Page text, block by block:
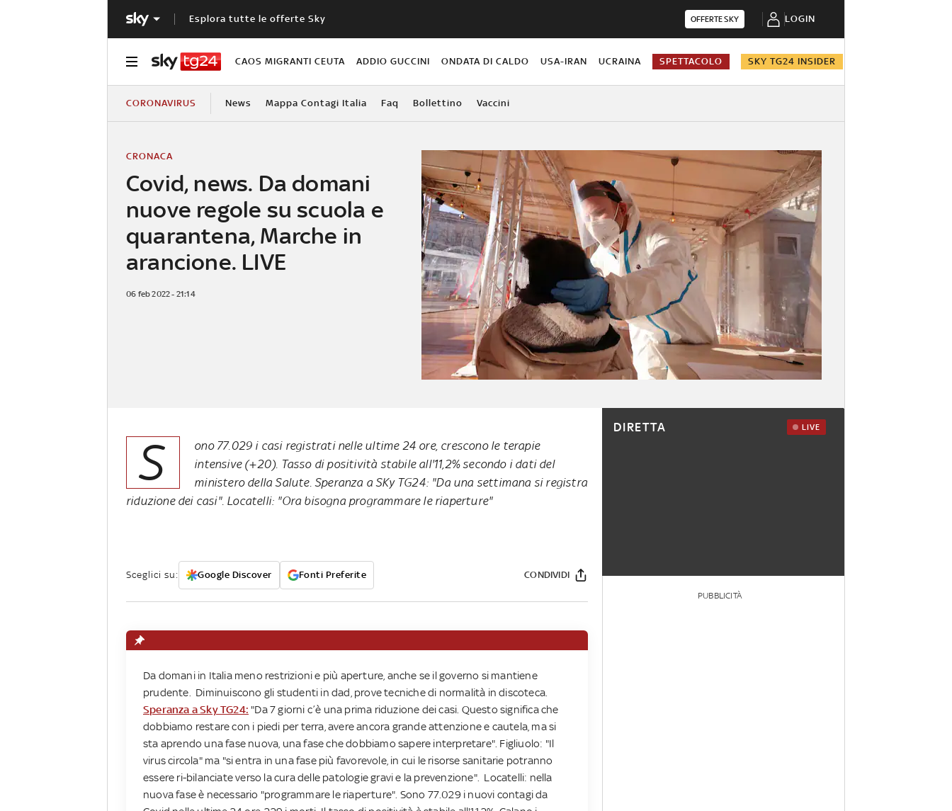
Esplora tutte le offerte Sky OFFERTE SKY LOGIN
CAOS MIGRANTI CEUTA ADDIO GUCCINI ONDATA DI CALDO USA-IRAN UCRAINA SPETTACOLO SKY TG24 INSIDER
CORONAVIRUS News Mappa Contagi Italia Faq Bollettino Vaccini
Covid, news. Da domani
nuove regole su scuola e
quarantena, Marche in
arancione. LIVE
CRONACA
06 feb 2022 - 21:14
S
ono 77.029 i casi registrati nelle ultime 24 ore, crescono le terapie
intensive (+20). Tasso di positività stabile all'11,2% secondo i dati del
ministero della Salute. Speranza a SKy TG24: "Da una settimana si registra
riduzione dei casi". Locatelli: "Ora bisogna programmare le riaperture"
Sceglici su: Google Discover Fonti Preferite CONDIVIDI
Da domani in Italia meno restrizioni e più aperture, anche se il governo si mantiene
prudente. Diminuiscono gli studenti in dad, prove tecniche di normalità in discoteca.
Speranza a Sky TG24: "Da 7 giorni c’è una prima riduzione dei casi. Questo significa che
dobbiamo restare con i piedi per terra, avere ancora grande attenzione e cautela, ma si
sta aprendo una fase nuova, una fase che dobbiamo sapere interpretare". Figliuolo: "Il
virus circola" ma "si entra in una fase più favorevole, in cui le risorse sanitarie potranno
essere ri-bilanciate verso la cura delle patologie gravi e la prevenzione". Locatelli: nella
nuova fase è necessario "programmare le riaperture". Sono 77.029 i nuovi contagi da
DIRETTA LIVE
PUBBLICITÀ